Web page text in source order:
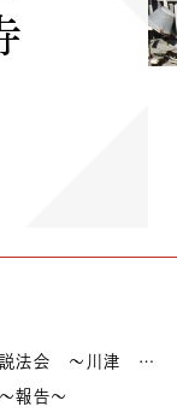
令和５年度 上総五十座説法会 ～川津 津慶寺～
報告～